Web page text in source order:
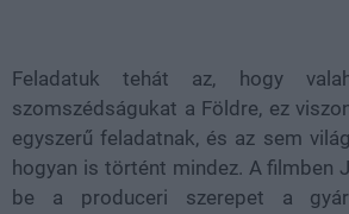
Feladatuk tehát az, hogy
szomszédságukat a Földre, ez
egyszerű feladatnak, és az sem
hogyan is történt mindez. A filmben
be a produceri szerepet a